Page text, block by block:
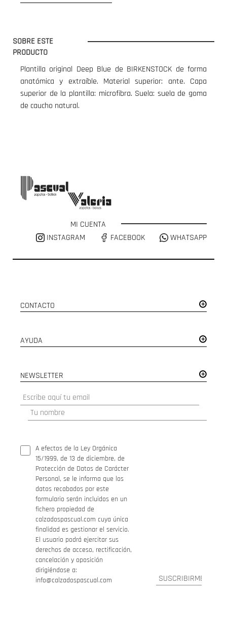
SOBRE ESTE
PRODUCTO
Plantilla original Deep Blue de BIRKENSTOCK de forma
anatómica y extraíble. Material superior: ante. Capa
superior de la plantilla: microfibra. Suela: suela de goma
de caucho natural.
MI CUENTA
INSTAGRAM
FACEBOOK WHATSAPP
CONTACTO
AYUDA
NEWSLETTER
A efectos de la Ley Orgánica
15/1999, de 13 de diciembre, de
Protección de Datos de Carácter
Personal, se le informa que los
datos recabados por este
formulario serán incluidos en un
fichero propiedad de
calzadospascual.com cuya única
finalidad es gestionar el servicio.
El usuario podrá ejercitar sus
derechos de acceso, rectificación,
cancelación y oposición
dirigiéndose a:
info@calzadospascual.com